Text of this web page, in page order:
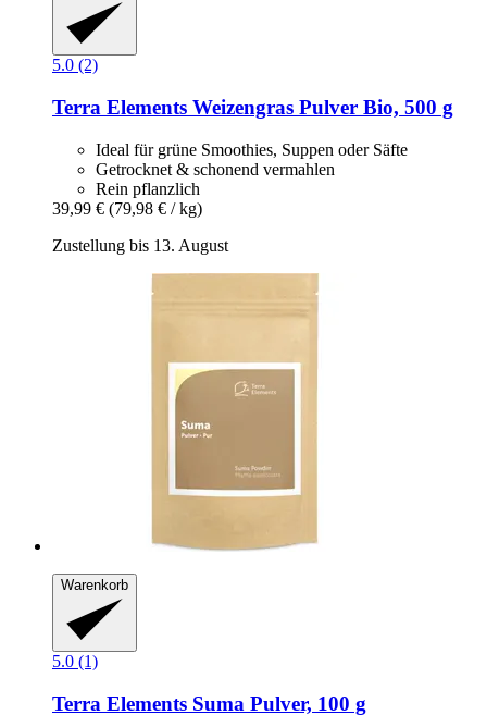
5.0 (2)
Terra Elements Weizengras Pulver Bio, 500 g
Ideal für grüne Smoothies, Suppen oder Säfte
Getrocknet & schonend vermahlen
Rein pflanzlich
39,99 € (79,98 € / kg)
Zustellung bis 13. August
Warenkorb
5.0 (1)
Terra Elements Suma Pulver, 100 g